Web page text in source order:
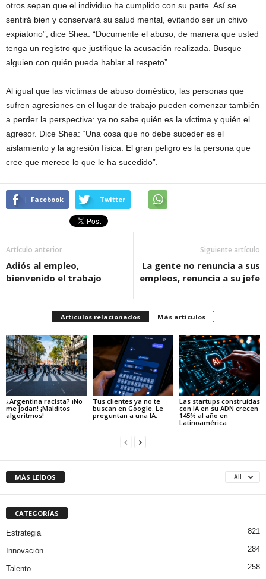
otros sepan que el individuo ha cumplido con su parte. Así se
sentirá bien y conservará su salud mental, evitando ser un chivo
expiatorio”, dice Shea. “Documente el abuso, de manera que usted
tenga un registro que justifique la acusación realizada. Busque
alguien con quién pueda hablar al respeto”.
Al igual que las víctimas de abuso doméstico, las personas que
sufren agresiones en el lugar de trabajo pueden comenzar también
a perder la perspectiva: ya no sabe quién es la víctima y quién el
agresor. Dice Shea: “Una cosa que no debe suceder es el
aislamiento y la agresión física. El gran peligro es la persona que
cree que merece lo que le ha sucedido”.
Facebook Twitter
Artículo anterior
Adiós al empleo,
bienvenido el trabajo
Siguiente artículo
La gente no renuncia a sus
empleos, renuncia a su jefe
Artículos relacionados Más artículos
¿Argentina racista? ¡No
me jodan! ¡Malditos
algoritmos!
Tus clientes ya no te
buscan en Google. Le
preguntan a una IA.
Las startups construídas
con IA en su ADN crecen
145% al año en
Latinoamérica
MÁS LEÍDOS All
CATEGORÍAS
Estrategia 821
Innovación 284
Talento 258